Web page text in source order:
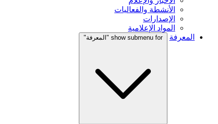
الأنشطة والفعاليات
الإصدارات
المواد الإعلامية
المعرفة
show submenu for "المعرفة"